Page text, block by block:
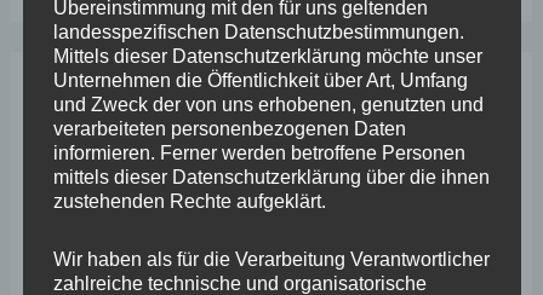
Wiedereröffnung
Archiv
April 2026
Februar 2026
Übereinstimmung mit den für uns geltenden
landesspezifischen Datenschutzbestimmungen.
Mittels dieser Datenschutzerklärung möchte unser
Unternehmen die Öffentlichkeit über Art, Umfang
und Zweck der von uns erhobenen, genutzten und
verarbeiteten personenbezogenen Daten
informieren. Ferner werden betroffene Personen
mittels dieser Datenschutzerklärung über die ihnen
zustehenden Rechte aufgeklärt.
Wir haben als für die Verarbeitung Verantwortlicher
zahlreiche technische und organisatorische